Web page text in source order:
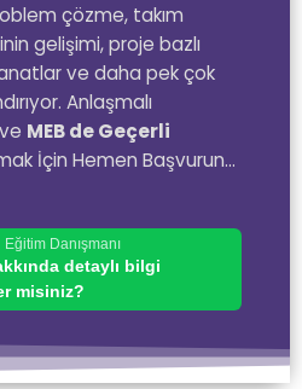
çözme, takım
gelişimi, proje bazlı
ve daha pek çok
Anlaşmalı
ve MEB de Geçerli
İçin Hemen Başvurun…
Danışmanı
detaylı bilgi
misiniz?